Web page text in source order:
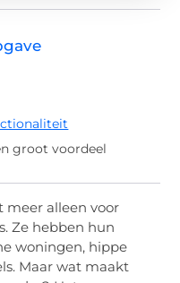
groot voordeel
meer alleen voor
Ze hebben hun
woningen, hippe
Maar wat maakt